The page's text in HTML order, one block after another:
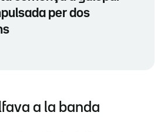
per dos
a la banda